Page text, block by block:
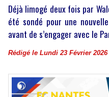
Déjà limogé deux fois par
été sondé pour une
avant de s’engager avec le
Rédigé le Lundi 23 Février